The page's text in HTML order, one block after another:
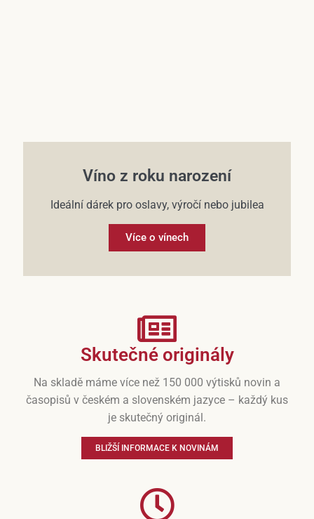
Víno z roku narození
Ideální dárek pro oslavy, výročí nebo jubilea
Více o vínech
Skutečné originály
Na skladě máme více než 150 000 výtisků novin a
časopisů v českém a slovenském jazyce – každý kus
je skutečný originál.
BLIŽŠÍ INFORMACE K NOVINÁM